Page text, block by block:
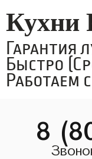
Кухни
Гарантия
Быстро
Работаем
8